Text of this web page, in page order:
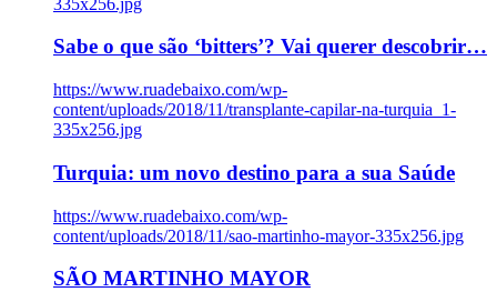
Sabe o que são ‘bitters’? Vai querer descobrir…
https://www.ruadebaixo.com/wp-
content/uploads/2018/11/transplante-capilar-na-turquia_1-
335x256.jpg
Turquia: um novo destino para a sua Saúde
https://www.ruadebaixo.com/wp-
content/uploads/2018/11/sao-martinho-mayor-335x256.jpg
SÃO MARTINHO MAYOR